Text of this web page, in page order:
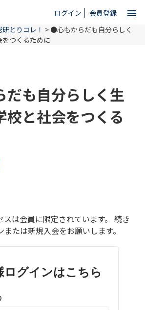
ログイン 会員登録 menu
研とりコレ！ > ●心もからだも自分らしく
つくるために
も自分らしく生
校と社会をつくる
スは会員に限定されています。 続き
たは新規入会をお願いします。
ログインはこちら